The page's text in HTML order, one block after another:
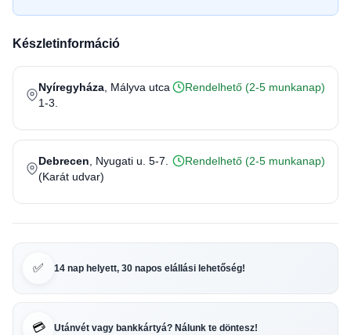
Készletinformáció
Nyíregyháza , Mályva utca
1-3.
Rendelhető (2-5 munkanap)
Debrecen , Nyugati u. 5-7.
(Karát udvar)
Rendelhető (2-5 munkanap)
✅ 14 nap helyett, 30 napos elállási lehetőség!
💳 Utánvét vagy bankkártyá? Nálunk te döntesz!